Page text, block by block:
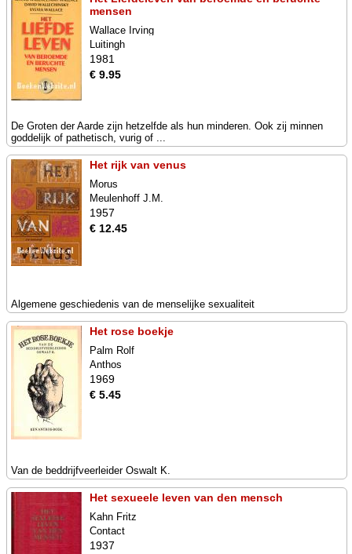
mensen
Wallace Irving
Luitingh
1981
€ 9.95
De Groten der Aarde zijn hetzelfde als hun minderen. Ook zij minnen
goddelijk of pathetisch, vurig of ...
Het rijk van venus
Morus
Meulenhoff J.M.
1957
€ 12.45
Algemene geschiedenis van de menselijke sexualiteit
Het rose boekje
Palm Rolf
Anthos
1969
€ 5.45
Van de beddrijfveerleider Oswalt K.
Het sexueele leven van den mensch
Kahn Fritz
Contact
1937